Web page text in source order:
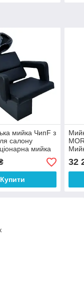
мийка ЧипF з
салону
мийка
Купити
32